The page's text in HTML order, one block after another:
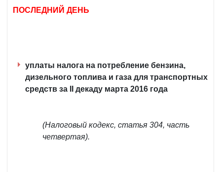
ПОСЛЕДНИЙ ДЕНЬ
уплаты налога на потребление бензина,
дизельного топлива и газа для транспортных
средств за II декаду марта 2016 года
(Налоговый кодекс, статья 304, часть
четвертая).